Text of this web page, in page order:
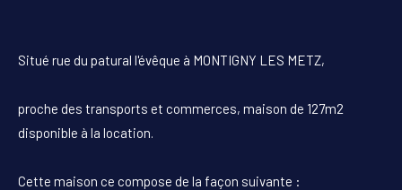
Situé rue du patural l'évêque à MONTIGNY LES METZ,
proche des transports et commerces, maison de 127m2
disponible à la location.
Cette maison ce compose de la façon suivante :